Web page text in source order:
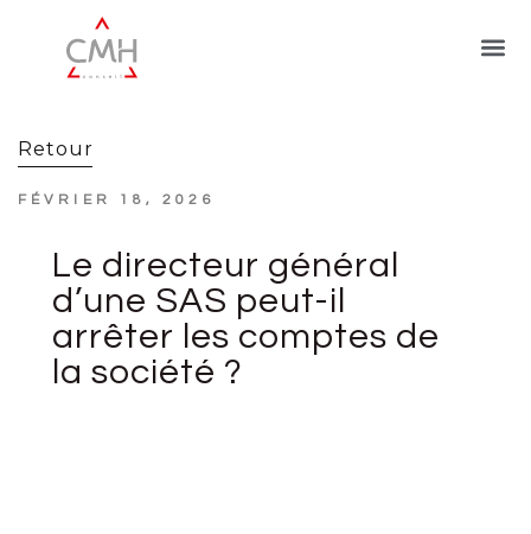
Retour
FÉVRIER 18, 2026
Le directeur général
d’une SAS peut-il
arrêter les comptes de
la société ?